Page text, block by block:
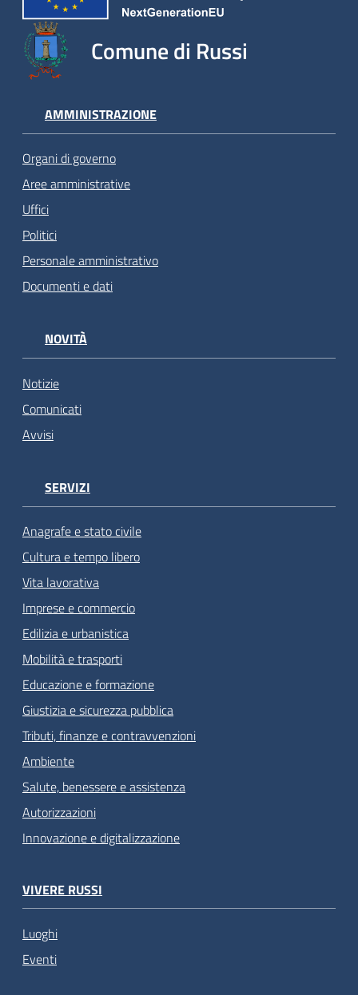
Comune di Russi
AMMINISTRAZIONE
Organi di governo
Aree amministrative
Uffici
Politici
Personale amministrativo
Documenti e dati
NOVITÀ
Notizie
Comunicati
Avvisi
SERVIZI
Anagrafe e stato civile
Cultura e tempo libero
Vita lavorativa
Imprese e commercio
Edilizia e urbanistica
Mobilità e trasporti
Educazione e formazione
Giustizia e sicurezza pubblica
Tributi, finanze e contravvenzioni
Ambiente
Salute, benessere e assistenza
Autorizzazioni
Innovazione e digitalizzazione
VIVERE RUSSI
Luoghi
Eventi